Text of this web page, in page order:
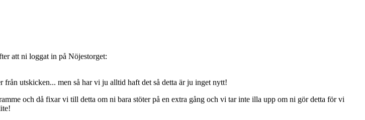
att ni loggat in på Nöjestorget:
utskicken... men så har vi ju alltid haft det så detta är ju inget nytt!
och då fixar vi till detta om ni bara stöter på en extra gång och vi tar inte illa upp om ni gör detta för vi